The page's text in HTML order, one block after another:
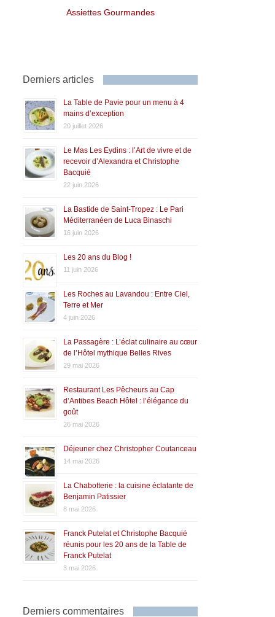
Assiettes Gourmandes
Derniers articles
La Table de Pavie pour un menu à 4
mains d’exception
20 juillet 2026
Le Mas Les Eydins : l’Art de vivre et de
recevoir d’Alexandra et Christophe
Bacquié
22 juin 2026
La Bastide de Saint-Tropez : Le Pari
Méditerranéen de Luca Binaschi
16 juin 2026
Les 20 ans du Blog !
11 juin 2026
Les Roches au Lavandou : Entre Ciel,
Terre et Mer
4 juin 2026
La Passagère : L’éclat culinaire au cœur
de l’Hôtel mythique Belles Rives
29 mai 2026
Restaurant Les Pêcheurs au Cap
d’Antibes Beach Hôtel : l’élégance du
goût
26 mai 2026
Déjeuner chez Christopher Coutanceau
14 mai 2026
La Chabotterie : la cuisine éclatante de
Benjamin Patissier
8 mai 2026
Franck Putelat et Christophe Bacquié
réunis pour les 20 ans de la Table de
Franck Putelat
3 mai 2026
Derniers commentaires